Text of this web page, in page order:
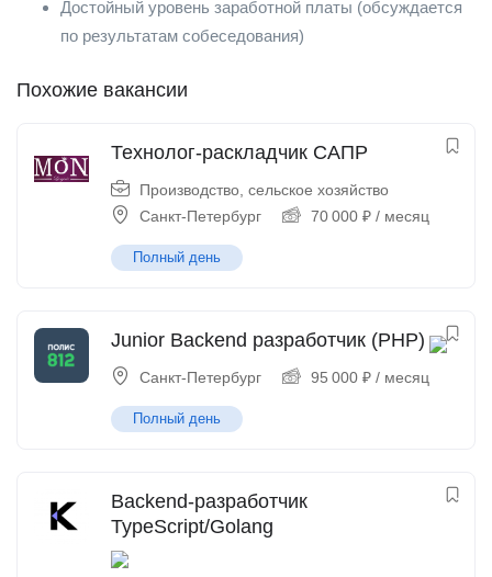
Достойный уровень заработной платы (обсуждается
по результатам собеседования)
Похожие вакансии
Технолог-раскладчик САПР
Производство, сельское хозяйство
Санкт-Петербург
70 000 ₽ / месяц
Полный день
Junior Backend разработчик (PHP)
Санкт-Петербург 95 000 ₽ / месяц
Полный день
Backend-разработчик
TypeScript/Golang